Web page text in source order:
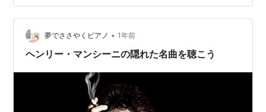
す。 しかしながら、ベネズエラが今日、決勝戦に進出…
夢でささやくピアノ • 1年前
ヘンリー・マンシーニの隠れた名曲を聴こう